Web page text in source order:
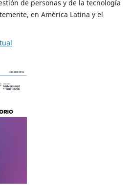
de personas y de la tecnología
en América Latina y el